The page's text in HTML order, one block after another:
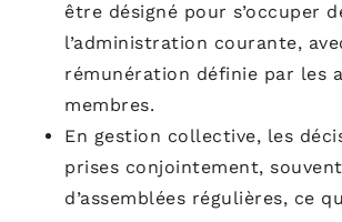
être désigné pour s’occuper
l’administration courante,
rémunération définie par les
membres.
En gestion collective, les
prises conjointement,
d’assemblées régulières, ce